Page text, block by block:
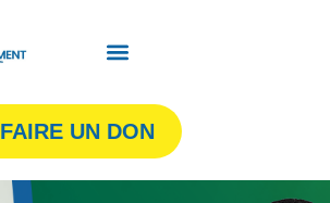
FAIRE UN DON